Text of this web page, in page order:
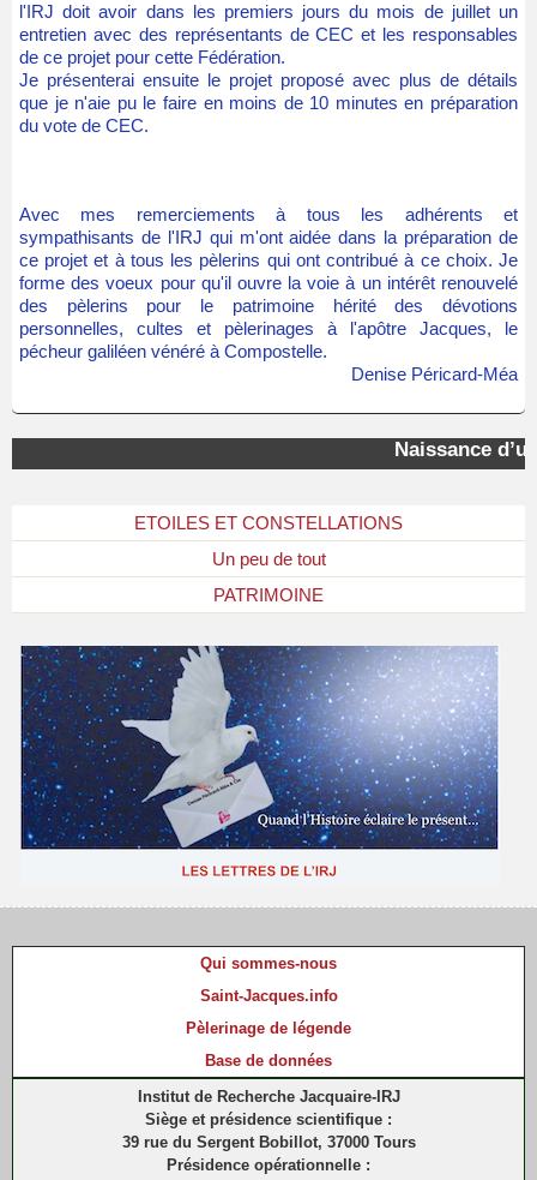
ETOILES ET CONSTELLATIONS
Un peu de tout
PATRIMOINE
l'IRJ doit avoir dans les premiers jours du mois de juillet un
entretien avec des représentants de CEC et les responsables
de ce projet pour cette Fédération.
Je présenterai ensuite le projet proposé avec plus de détails
que je n'aie pu le faire en moins de 10 minutes en préparation
du vote de CEC.
Avec mes remerciements à tous les adhérents et
sympathisants de l'IRJ qui m'ont aidée dans la préparation de
ce projet et à tous les pèlerins qui ont contribué à ce choix. Je
forme des voeux pour qu'il ouvre la voie à un intérêt renouvelé
des pèlerins pour le patrimoine hérité des dévotions
personnelles, cultes et pèlerinages à l'apôtre Jacques, le
pécheur galiléen vénéré à Compostelle.
Denise Péricard-Méa
Naissance
Qui sommes-nous
Saint-Jacques.info
Pèlerinage de légende
Base de données
Institut de Recherche Jacquaire-IRJ
Siège et présidence scientifique :
39 rue du Sergent Bobillot, 37000 Tours
Présidence opérationnelle :